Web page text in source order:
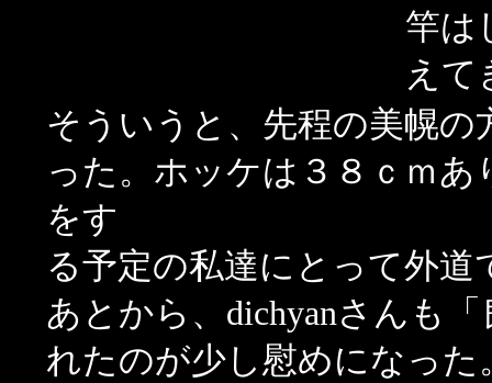
竿は
えて
そういうと、先程の美幌
った。ホッケは３８ｃｍ
をす
る予定の私達にとって外
あとから、dichyanさんも
れたのが少し慰めになった